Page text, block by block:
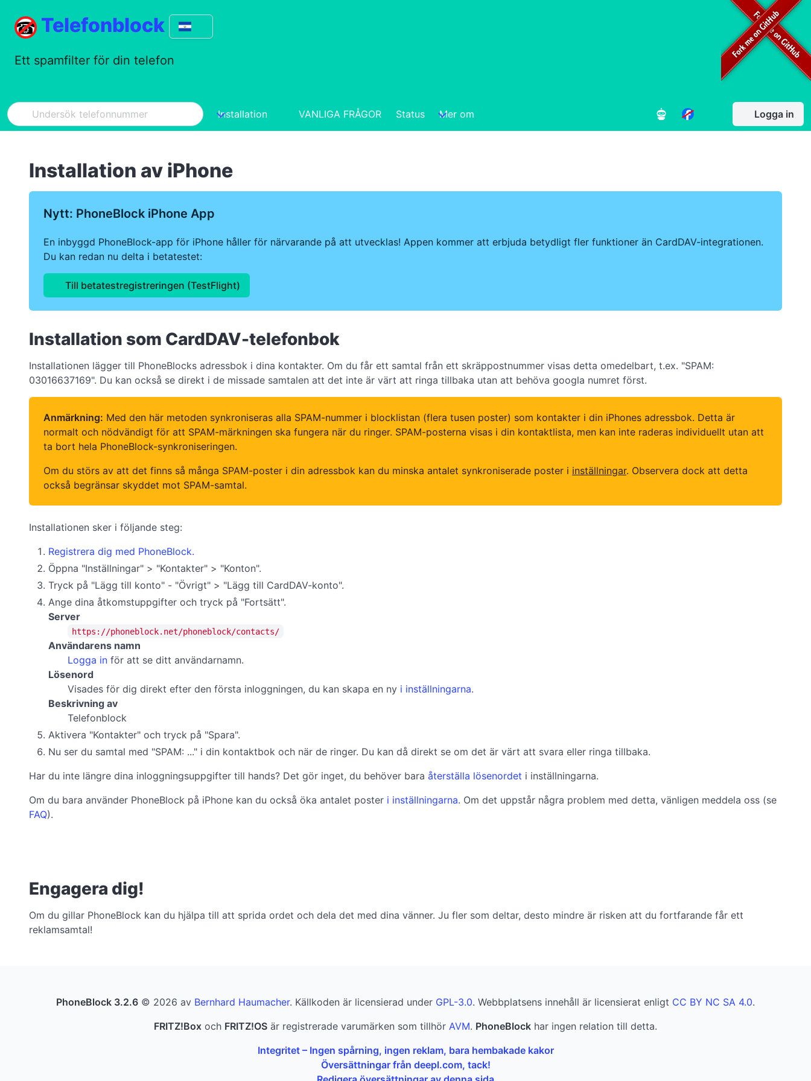
Telefonblock
Ett spamfilter för din telefon
Installation VANLIGA FRÅGOR Status Mer om Logga in
Installation av iPhone
Nytt: PhoneBlock iPhone App
En inbyggd PhoneBlock-app för iPhone håller för närvarande på att utvecklas! Appen kommer att erbjuda betydligt fler funktioner än CardDAV-integrationen.
Du kan redan nu delta i betatestet:
Till betatestregistreringen (TestFlight)
Installation som CardDAV-telefonbok
Installationen lägger till PhoneBlocks adressbok i dina kontakter. Om du får ett samtal från ett skräppostnummer visas detta omedelbart, t.ex. "SPAM:
03016637169". Du kan också se direkt i de missade samtalen att det inte är värt att ringa tillbaka utan att behöva googla numret först.
Anmärkning: Med den här metoden synkroniseras alla SPAM-nummer i blocklistan (flera tusen poster) som kontakter i din iPhones adressbok. Detta är
normalt och nödvändigt för att SPAM-märkningen ska fungera när du ringer. SPAM-posterna visas i din kontaktlista, men kan inte raderas individuellt utan att
ta bort hela PhoneBlock-synkroniseringen.
Om du störs av att det finns så många SPAM-poster i din adressbok kan du minska antalet synkroniserade poster i inställningar. Observera dock att detta
också begränsar skyddet mot SPAM-samtal.
Installationen sker i följande steg:
Registrera dig med PhoneBlock.
Öppna "Inställningar" > "Kontakter" > "Konton".
Tryck på "Lägg till konto" - "Övrigt" > "Lägg till CardDAV-konto".
Ange dina åtkomstuppgifter och tryck på "Fortsätt".
Server
https://phoneblock.net/phoneblock/contacts/
Användarens namn
Logga in för att se ditt användarnamn.
Lösenord
Visades för dig direkt efter den första inloggningen, du kan skapa en ny i inställningarna.
Beskrivning av
Telefonblock
Aktivera "Kontakter" och tryck på "Spara".
Nu ser du samtal med "SPAM: ..." i din kontaktbok och när de ringer. Du kan då direkt se om det är värt att svara eller ringa tillbaka.
Har du inte längre dina inloggningsuppgifter till hands? Det gör inget, du behöver bara återställa lösenordet i inställningarna.
Om du bara använder PhoneBlock på iPhone kan du också öka antalet poster i inställningarna. Om det uppstår några problem med detta, vänligen meddela oss (se
FAQ).
Engagera dig!
Om du gillar PhoneBlock kan du hjälpa till att sprida ordet och dela det med dina vänner. Ju fler som deltar, desto mindre är risken att du fortfarande får ett
reklamsamtal!
PhoneBlock 3.2.6 © 2026 av Bernhard Haumacher. Källkoden är licensierad under GPL-3.0. Webbplatsens innehåll är licensierat enligt CC BY NC SA 4.0.
FRITZ!Box och FRITZ!OS är registrerade varumärken som tillhör AVM. PhoneBlock har ingen relation till detta.
Integritet – Ingen spårning, ingen reklam, bara hembakade kakor
Översättningar från deepl.com, tack!